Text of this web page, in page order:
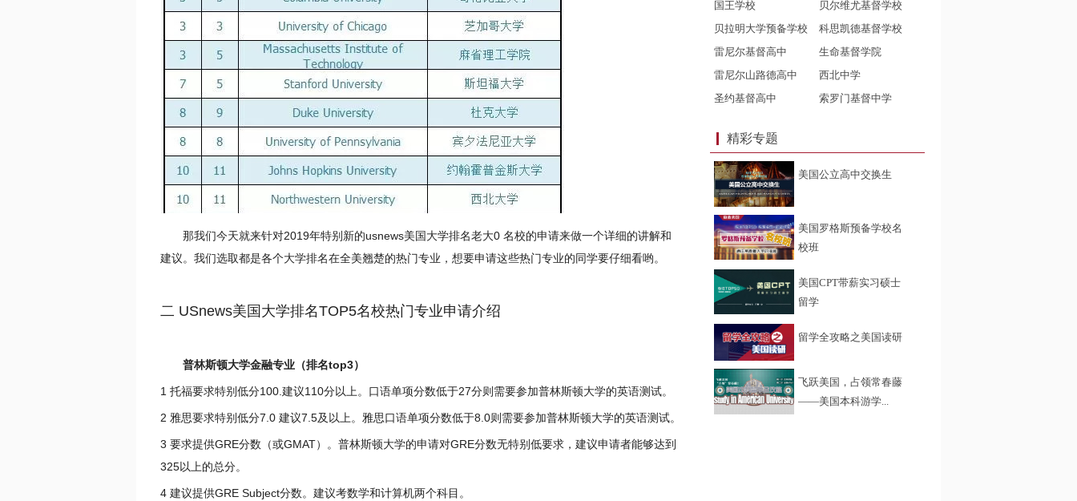
那我们今天就来针对2019年特别新的usnews美国大学排名老大0 名校的申请来做一个详细的讲解和
建议。我们选取都是各个大学排名在全美翘楚的热门专业，想要申请这些热门专业的同学要仔细看哟。
二 USnews美国大学排名TOP5名校热门专业申请介绍
普林斯顿大学金融专业（排名top3）
1 托福要求特别低分100.建议110分以上。口语单项分数低于27分则需要参加普林斯顿大学的英语测试。
2 雅思要求特别低分7.0 建议7.5及以上。雅思口语单项分数低于8.0则需要参加普林斯顿大学的英语测试。
3 要求提供GRE分数（或GMAT）。普林斯顿大学的申请对GRE分数无特别低要求，建议申请者能够达到
325以上的总分。
4 建议提供GRE Subject分数。建议考数学和计算机两个科目。
国王学校
贝尔维尤基督学校
贝拉明大学预备学校
科思凯德基督学校
雷尼尔基督高中
生命基督学院
雷尼尔山路德高中
西北中学
圣约基督高中
索罗门基督中学
精彩专题
美国公立高中交换生
美国罗格斯预备学校名
校班
美国CPT带薪实习硕士
留学
留学全攻略之美国读研
飞跃美国，占领常春藤
——美国本科游学...